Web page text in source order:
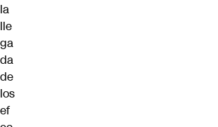
la
lle
ga
da
de
los
ef